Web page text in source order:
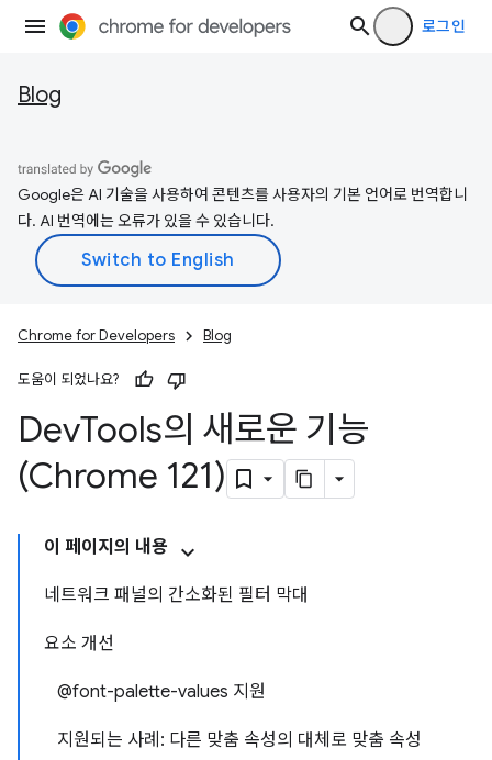
로그인
Blog
Google은 AI 기술을 사용하여 콘텐츠를 사용자의 기본 언어로 번역합니
다. AI 번역에는 오류가 있을 수 있습니다.
Chrome for Developers Blog
도움이 되었나요?
DevTools의 새로운 기능
(Chrome 121)
이 페이지의 내용
네트워크 패널의 간소화된 필터 막대
요소 개선
@font-palette-values 지원
지원되는 사례: 다른 맞춤 속성의 대체로 맞춤 속성